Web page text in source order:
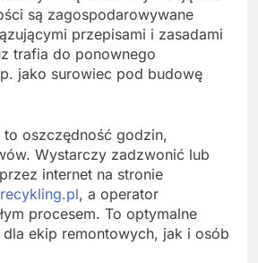
są zagospodarowywane
przepisami i zasadami
trafia do ponownego
jako surowiec pod budowę
to oszczędność godzin,
Wystarczy zadzwonić lub
internet na stronie
, a operator
procesem. To optymalne
ekip remontowych, jak i osób